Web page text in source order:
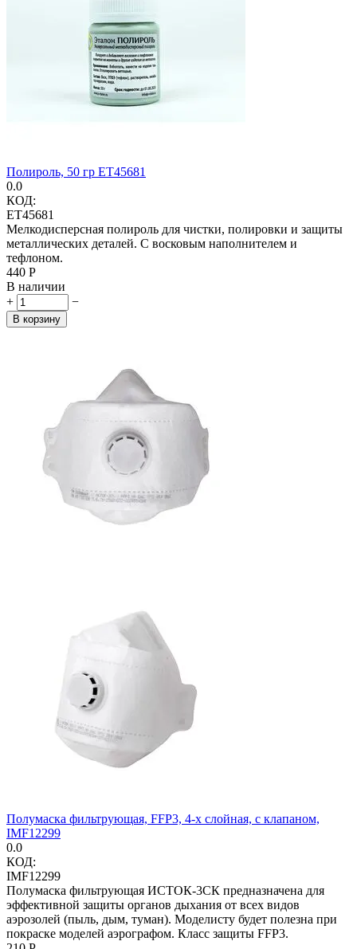
Полироль, 50 гр ET45681
0.0
КОД:
ET45681
Мелкодисперсная полироль для чистки, полировки и защиты
металлических деталей. С восковым наполнителем и
тефлоном.
‍440‍ Р
В наличии
+
−
В корзину
Полумаска фильтрующая, FFP3, 4-х слойная, с клапаном,
IMF12299
0.0
КОД:
IMF12299
Полумаска фильтрующая ИСТОК-3СК предназначена для
эффективной защиты органов дыхания от всех видов
аэрозолей (пыль, дым, туман). Моделисту будет полезна при
покраске моделей аэрографом. Класс защиты FFP3.